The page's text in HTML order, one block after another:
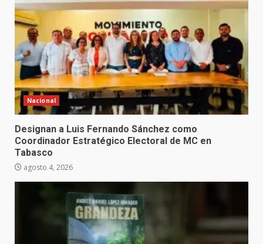
Nacional
Designan a Luis Fernando Sánchez como
Coordinador Estratégico Electoral de MC en
Tabasco
agosto 4, 2026